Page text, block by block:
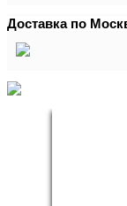
Доставка по